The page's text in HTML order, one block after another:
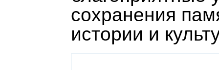
сохранения
истории и